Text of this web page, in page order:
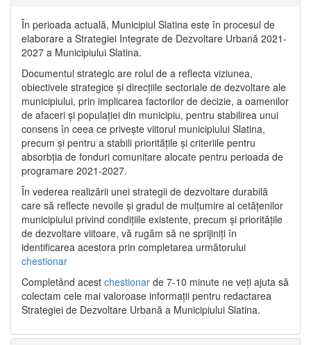
În perioada actuală, Municipiul Slatina este în procesul de
elaborare a Strategiei Integrate de Dezvoltare Urbană 2021‐
2027 a Municipiului Slatina.
Documentul strategic are rolul de a reflecta viziunea,
obiectivele strategice și direcțiile sectoriale de dezvoltare ale
municipiului, prin implicarea factorilor de decizie, a oamenilor
de afaceri și populației din municipiu, pentru stabilirea unui
consens în ceea ce privește viitorul municipiului Slatina,
precum și pentru a stabili prioritățile și criteriile pentru
absorbția de fonduri comunitare alocate pentru perioada de
programare 2021-2027.
În vederea realizării unei strategii de dezvoltare durabilă
care să reflecte nevoile și gradul de mulțumire al cetățenilor
municipiului privind condițiile existente, precum și prioritățile
de dezvoltare viitoare, vă rugăm să ne sprijiniți în
identificarea acestora prin completarea următorului
chestionar
Completând acest chestionar de 7-10 minute ne veți ajuta să
colectam cele mai valoroase informații pentru redactarea
Strategiei de Dezvoltare Urbană a Municipiului Slatina.